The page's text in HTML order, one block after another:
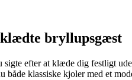
bryllupsgæst
efter at klæde dig festligt
klassiske kjoler med et